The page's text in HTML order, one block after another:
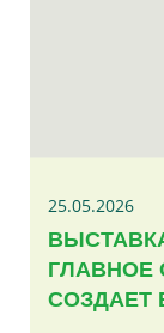
25.05.2026
ГЛАВНОЕ
СОЗДАЕТ